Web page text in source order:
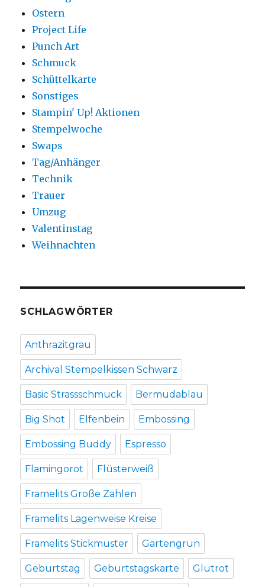
Ostern
Project Life
Punch Art
Schmuck
Schüttelkarte
Sonstiges
Stampin' Up! Aktionen
Stempelwoche
Swaps
Tag/Anhänger
Technik
Trauer
Umzug
Valentinstag
Weihnachten
SCHLAGWÖRTER
Anthrazitgrau
Archival Stempelkissen Schwarz
Basic Strassschmuck Bermudablau
Big Shot Elfenbein Embossing
Embossing Buddy Espresso
Flamingorot Flüsterweiß
Framelits Große Zahlen
Framelits Lagenweise Kreise
Framelits Stickmuster Gartengrün
Geburtstag Geburtstagskarte Glutrot